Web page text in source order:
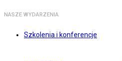
NASZE WYDARZENIA
Szkolenia i konferencje